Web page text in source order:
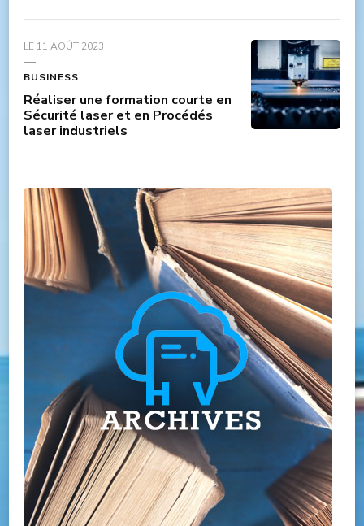
LE 11 AOÛT 2023
BUSINESS
Réaliser une formation courte en
Sécurité laser et en Procédés
laser industriels